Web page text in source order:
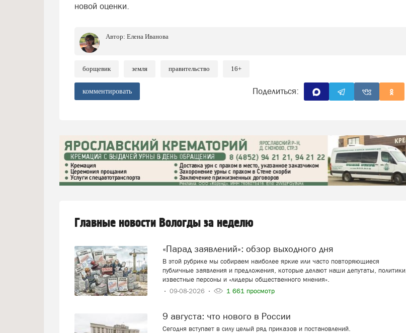
новой оценки.
Автор: Елена Иванова
борщевик земля правительство 16+
комментировать Поделиться:
Главные новости Вологды за неделю
«Парад заявлений»: обзор выходного дня
В этой рубрике мы собираем наиболее яркие или часто повторяющиеся
публичные заявления и предложения, которые делают наши депутаты, политики,
известные персоны и «лидеры общественного мнения».
09-08-2026
1 661 просмотр
9 августа: что нового в России
Сегодня вступает в силу целый ряд приказов и постановлений.